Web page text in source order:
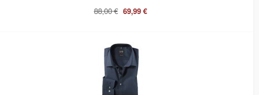
88,00 € 69,99 €